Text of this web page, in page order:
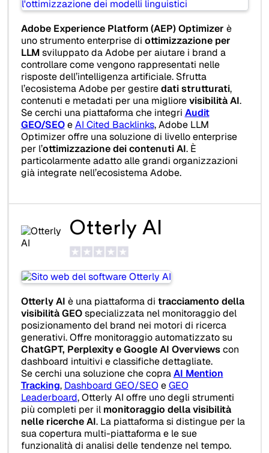
Adobe Experience Platform (AEP) Optimizer è
uno strumento enterprise di ottimizzazione per
LLMsviluppato da Adobe per aiutare i brand a
controllare come vengono rappresentati nelle
risposte dell’intelligenza artificiale. Sfrutta
l’ecosistema Adobe per gestiredati strutturati,
contenuti e metadati per una migliorevisibilità AI.
Se cerchi una piattaforma che integri Audit
GEO/SEOeAI Cited Backlinks, Adobe LLM
Optimizer offre una soluzione di livello enterprise
per l’ottimizzazione dei contenuti AI. È
particolarmente adatto alle grandi organizzazioni
già integrate nell’ecosistema Adobe.
Otterly AI
Otterly AI è una piattaforma di tracciamento della
visibilità GEOspecializzata nel monitoraggio del
posizionamento del brand nei motori di ricerca
generativi. Offre monitoraggio automatizzato su
ChatGPT, Perplexity e Google AI Overviewscon
dashboard intuitivi e classifiche dettagliate.
Se cerchi una soluzione che copraAI Mention
Tracking, Dashboard GEO/SEO eGEO
Leaderboard, Otterly AI offre uno degli strumenti
più completi per il monitoraggio della visibilità
nelle ricerche AI. La piattaforma si distingue per la
sua copertura multi-piattaforma e le sue
funzionalità di analisi delle tendenze nel tempo.